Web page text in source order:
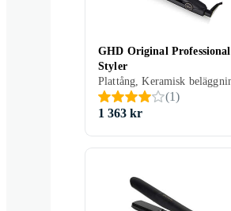
GHD Original Professional
Styler
(1)
1 363 kr